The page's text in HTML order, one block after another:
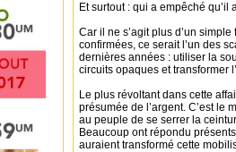
Et surtout : qui a empêché qu’il
Car il ne s’agit plus d’un
confirmées, ce serait l’un des
dernières années : utiliser la
circuits opaques et transformer
Le plus révoltant dans cette
présumée de l’argent. C’est le
au peuple de se serrer la
Beaucoup ont répondu
auraient transformé cette